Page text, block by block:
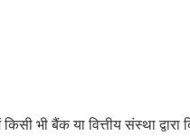
किसी भी बैंक या वित्तीय संस्था